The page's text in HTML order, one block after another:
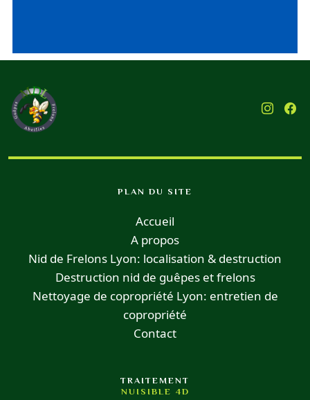
PLAN DU SITE
Accueil
A propos
Nid de Frelons Lyon: localisation & destruction
Destruction nid de guêpes et frelons
Nettoyage de copropriété Lyon: entretien de
copropriété
Contact
TRAITEMENT
NUISIBLE 4D